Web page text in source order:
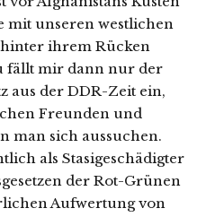
mit unseren westlichen
ihrem Rücken
fällt mir dann nur der
aus der DDR-Zeit ein,
Freunden und
man sich aussuchen.
als Stasigeschädigter
der Rot-Grünen
Aufwertung von